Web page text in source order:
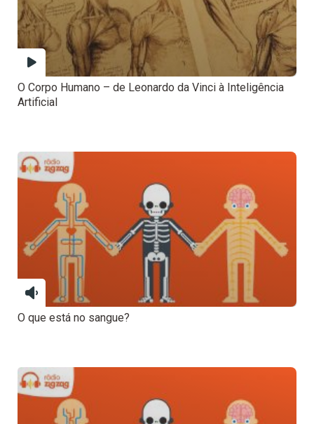
O Corpo Humano – de Leonardo da Vinci à Inteligência
Artificial
O que está no sangue?